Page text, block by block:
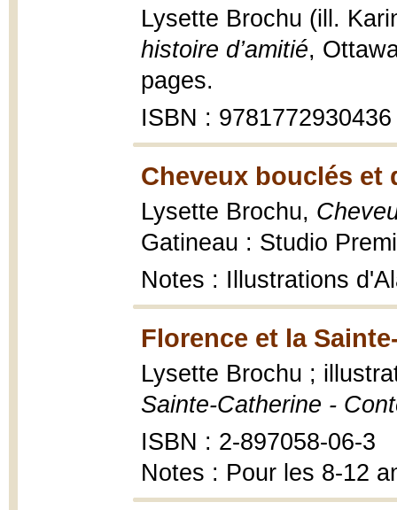
Lysette Brochu (ill.
histoire d’amitié,
pages.
ISBN : 9781772930436
Cheveux bouclés et
Lysette Brochu,
Gatineau : Studio
Notes : Illustrations
Florence et la
Lysette Brochu ;
Sainte-Catherine -
ISBN : 2-897058-06-3
Notes : Pour les 8-12